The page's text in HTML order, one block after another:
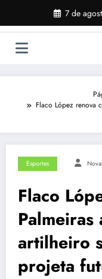
o
7 de
Flaco López renova
Esportes
Flaco
artilheiro
projeta